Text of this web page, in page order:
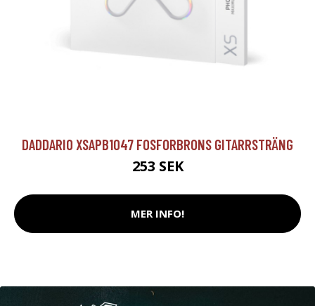
DADDARIO XSAPB1047 FOSFORBRONS GITARRSTRÄNG
253 SEK
MER INFO!